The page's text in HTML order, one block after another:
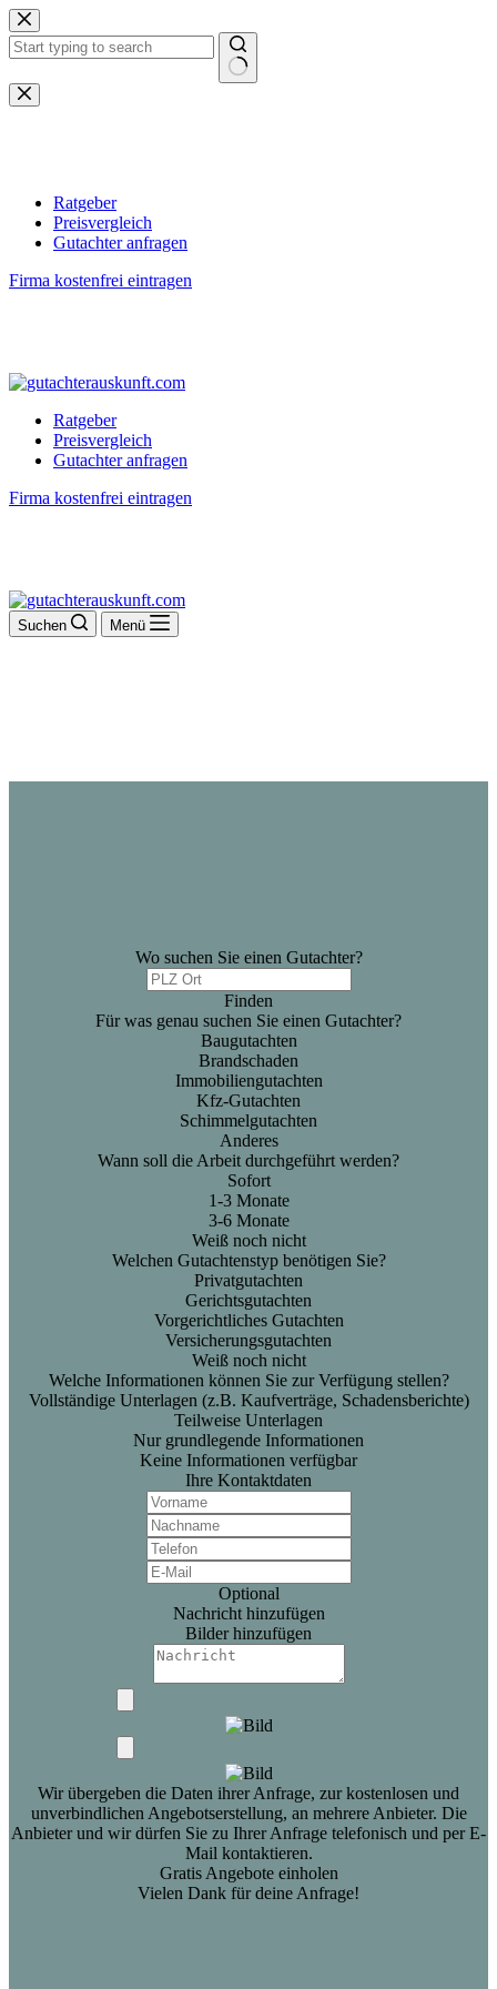
Zum
Inhalt
springen
Keine
Ergebnisse
Ratgeber
Preisvergleich
Gutachter anfragen
Firma kostenfrei eintragen
Ratgeber
Preisvergleich
Gutachter anfragen
Firma kostenfrei eintragen
Suchen Menü
Wo suchen Sie einen Gutachter?
Finden
Für was genau suchen Sie einen Gutachter?
Baugutachten
Brandschaden
Immobiliengutachten
Kfz-Gutachten
Schimmelgutachten
Anderes
Wann soll die Arbeit durchgeführt werden?
Sofort
1-3 Monate
3-6 Monate
Weiß noch nicht
Welchen Gutachtenstyp benötigen Sie?
Privatgutachten
Gerichtsgutachten
Vorgerichtliches Gutachten
Versicherungsgutachten
Weiß noch nicht
Welche Informationen können Sie zur Verfügung stellen?
Vollständige Unterlagen (z.B. Kaufverträge, Schadensberichte)
Teilweise Unterlagen
Nur grundlegende Informationen
Keine Informationen verfügbar
Ihre Kontaktdaten
Optional
Nachricht hinzufügen
Bilder hinzufügen
Wir übergeben die Daten ihrer Anfrage, zur kostenlosen und
unverbindlichen Angebotserstellung, an mehrere Anbieter. Die
Anbieter und wir dürfen Sie zu Ihrer Anfrage telefonisch und per E-
Mail kontaktieren.
Gratis Angebote einholen
Vielen Dank für deine Anfrage!